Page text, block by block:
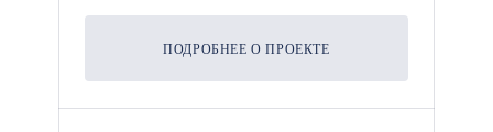
ПОДРОБНЕЕ О ПРОЕКТЕ